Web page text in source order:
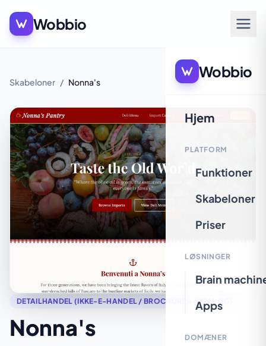
Wobbio
Wobbio
Hjem
PLATFORM
Funktioner
Skabeloner
Priser
LØSNINGER
Brain
Apps
DOMÆNER
Skabeloner / Nonna's
DETAILHANDEL (IKKE-E-HANDEL / BROCHURE + KATALOG)
Nonna's